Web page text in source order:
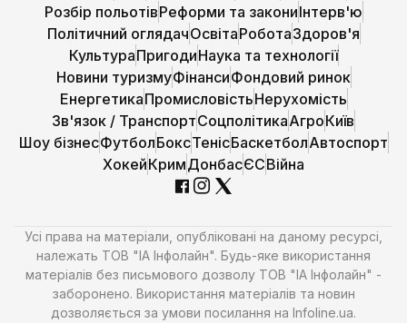
Розбір польотівРеформи та закониІнтерв'ю
Політичний оглядачОсвітаРоботаЗдоров'я
КультураПригодиНаука та технології
Новини туризмуФінансиФондовий ринок
ЕнергетикаПромисловістьНерухомість
Зв'язок / ТранспортСоцполітикаАгроКиїв
Шоу бізнесФутболБоксТенісБаскетболАвтоспорт
ХокейКримДонбасЄСВійна
Усі права на матеріали, опубліковані на даному ресурсі,
належать ТОВ "ІА Інфолайн". Будь-яке використання
матеріалів без письмового дозволу ТОВ "ІА Інфолайн" -
заборонено. Використання матеріалів та новин
дозволяється за умови посилання на Infoline.ua.